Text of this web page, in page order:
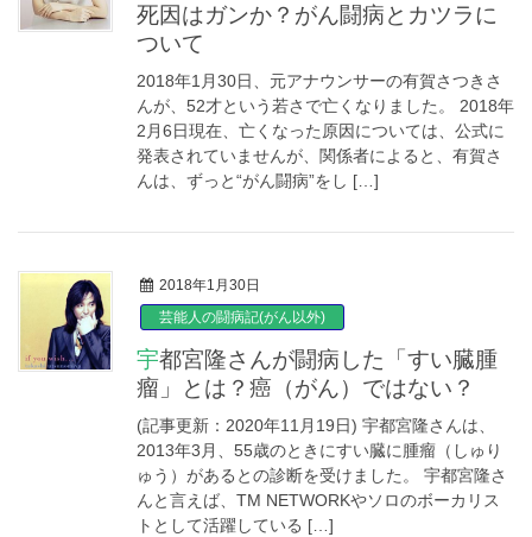
死因はガンか？がん闘病とカツラに
ついて
2018年1月30日、元アナウンサーの有賀さつきさ
んが、52才という若さで亡くなりました。 2018年
2月6日現在、亡くなった原因については、公式に
発表されていませんが、関係者によると、有賀さ
んは、ずっと“がん闘病”をし […]
2018年1月30日
芸能人の闘病記(がん以外)
宇都宮隆さんが闘病した「すい臓腫
瘤」とは？癌（がん）ではない？
(記事更新：2020年11月19日) 宇都宮隆さんは、
2013年3月、55歳のときにすい臓に腫瘤（しゅり
ゅう）があるとの診断を受けました。 宇都宮隆さ
んと言えば、TM NETWORKやソロのボーカリス
トとして活躍している […]